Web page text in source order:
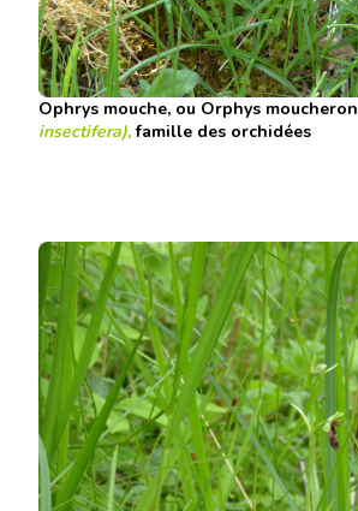
Ophrys mouche, ou Orphys moucheron
insectifera),famille des orchidées